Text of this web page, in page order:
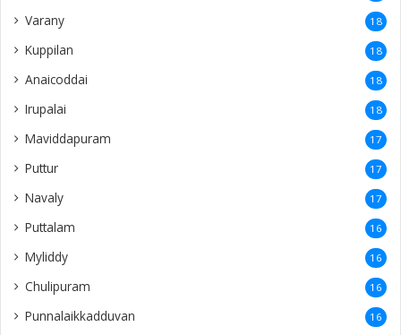
Varany 18
Kuppilan 18
Anaicoddai 18
Irupalai 18
Maviddapuram 17
Puttur 17
Navaly 17
Puttalam 16
Myliddy 16
Chulipuram 16
Punnalaikkadduvan 16